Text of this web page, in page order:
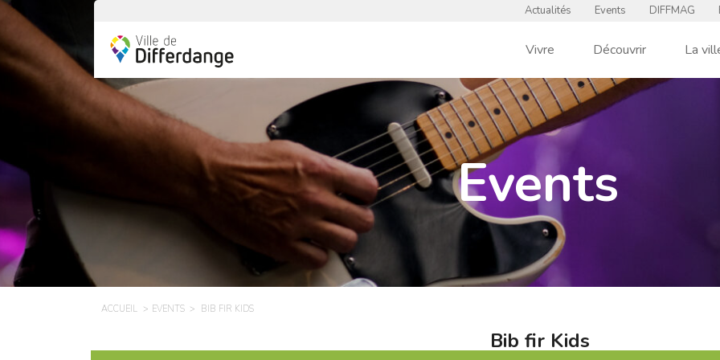
Actualités Events DIFFMAG
Vivre Découvrir La
Events
ACCUEIL EVENTS BIB FIR KIDS
Bib fir Kids